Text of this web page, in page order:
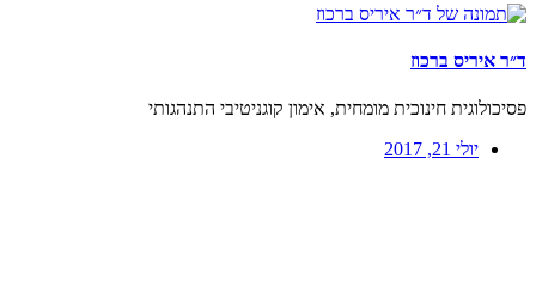
ד״ר איריס ברכוז
פסיכולוגית חינוכית מומחית, אימון קוגניטיבי התנהגותי
יולי 21, 2017